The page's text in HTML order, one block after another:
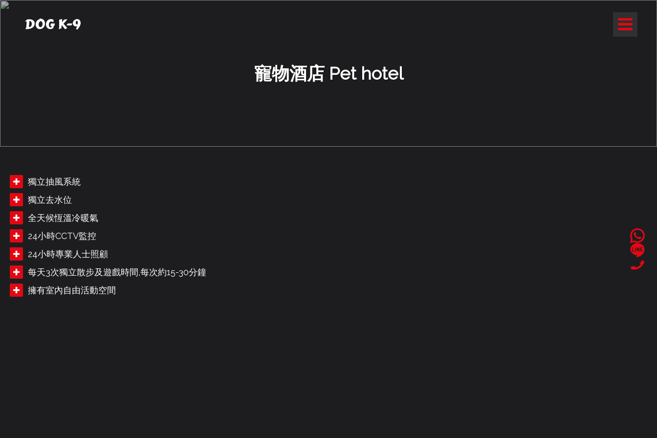
DOG K-9
寵物酒店 Pet hotel
獨立抽風系統
獨立去水位
全天候恆溫冷暖氣
24小時CCTV監控
24小時專業人士照顧
每天3次獨立散步及遊戲時間,每次約15-30分鐘
擁有室內自由活動空間